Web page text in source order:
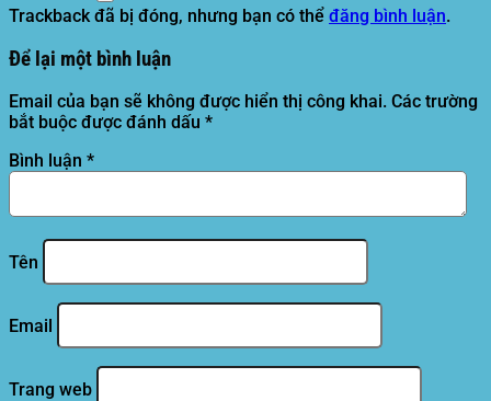
Trackback đã bị đóng, nhưng bạn có thể đăng bình luận.
Để lại một bình luận
Email của bạn sẽ không được hiển thị công khai. Các trường
bắt buộc được đánh dấu *
Bình luận *
Tên
Email
Trang web